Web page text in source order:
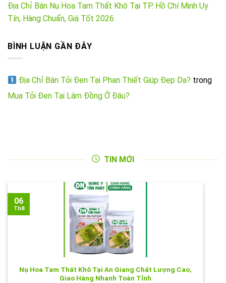
Địa Chỉ Bán Nụ Hoa Tam Thất Khô Tại TP. Hồ Chí Minh Uy
Tín, Hàng Chuẩn, Giá Tốt 2026
BÌNH LUẬN GẦN ĐÂY
Địa Chỉ Bán Tỏi Đen Tại Phan Thiết Giúp Đẹp Da? trong
Mua Tỏi Đen Tại Lâm Đồng Ở Đâu?
TIN MỚI
Nụ Hoa Tam Thất Khô Tại An Giang Chất Lượng Cao,
Giao Hàng Nhanh Toàn Tỉnh
06
Th8